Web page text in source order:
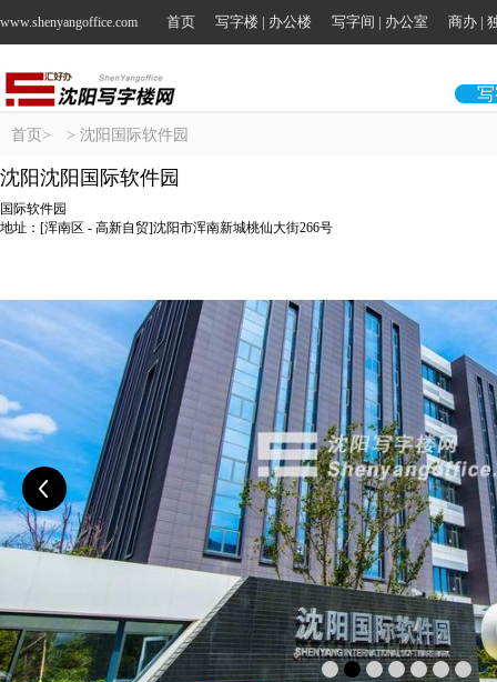
www.shenyangoffice.com 首页 写字楼 | 办公楼 写字间 | 办公室 商办 |
首页 > > 沈阳国际软件园
沈阳沈阳国际软件园
国际软件园
地址：[浑南区 - 高新自贸]沈阳市浑南新城桃仙大街266号